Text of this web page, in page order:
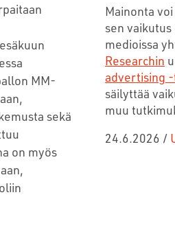
MM-
sekä
on myös
Mainonta
sen
medioissa
Researchin
advertising
säilyttää
muu
24.6.2026 /